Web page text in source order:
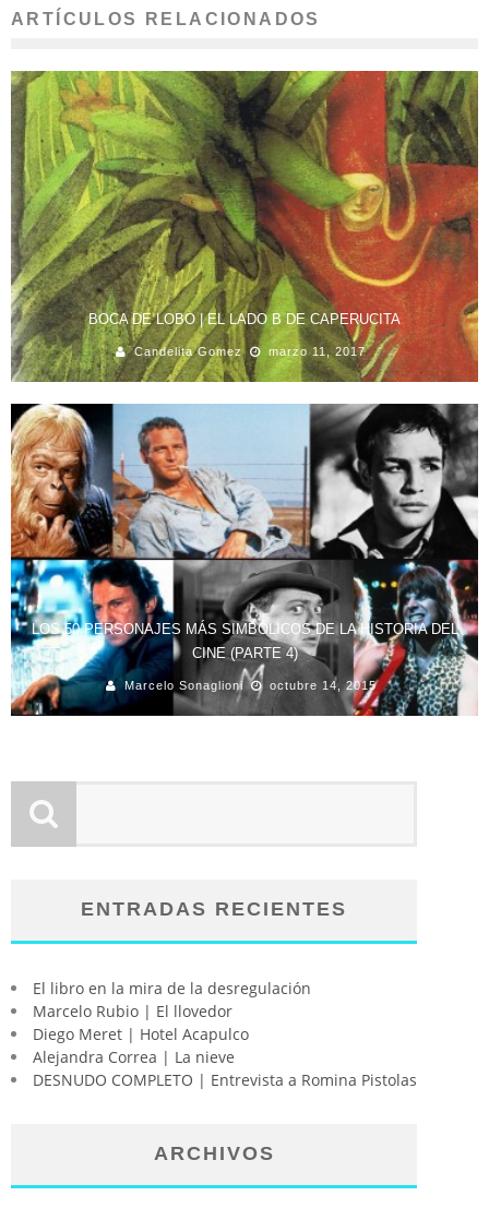
ARTÍCULOS RELACIONADOS
BOCA DE LOBO | EL LADO B DE CAPERUCITA
Candelita Gomez marzo 11, 2017
LOS 50 PERSONAJES MÁS SIMBÓLICOS DE LA HISTORIA DEL
CINE (PARTE 4)
Marcelo Sonaglioni octubre 14, 2015
ENTRADAS RECIENTES
El libro en la mira de la desregulación
Marcelo Rubio | El llovedor
Diego Meret | Hotel Acapulco
Alejandra Correa | La nieve
DESNUDO COMPLETO | Entrevista a Romina Pistolas
ARCHIVOS